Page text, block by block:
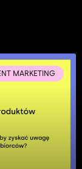
MARKETING